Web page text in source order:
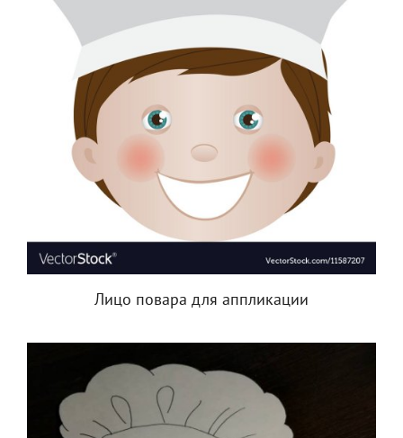
Лицо повара для аппликации